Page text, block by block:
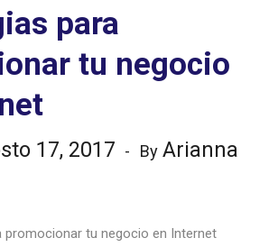
para
tu negocio
17, 2017 By Arianna